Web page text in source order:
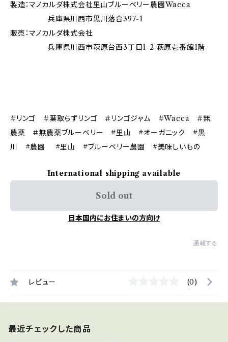
製造：マノカルダ株式会社里山ブルーベリー農園Wacca
兵庫県川西市黒川落合397-1
販売：マノカルダ株式会社
兵庫県川西市萩原台西3丁目1-2 萩原壱番館1階
＃リンゴ ＃葉取らずリンゴ ＃リンゴジャム ＃Wacca ＃無
農薬 ＃無農薬ブルーベリー #里山 #オーガニック #黒
川 #農園 #里山 #ブルーベリー農園 #美味しいもの
International shipping available
Sold out
日本国内にお住まいの方向け
通報する
レビュー (0)
最近チェックした商品